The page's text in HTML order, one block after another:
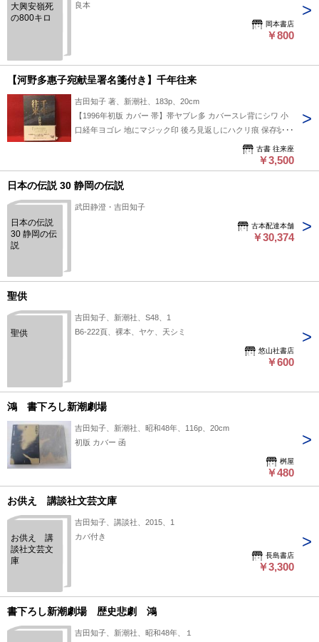
大興安嶺死
の800キロ
良本
岡本書店
￥800
【河野多惠子宛献呈署名箋付き】千年往来
吉田知子 著、新潮社、183p、20cm
【1996年初版 カバー 帯】帯ヤブレ多 カバースレ背にシワ 小
口経年ヨゴレ 地にマジック印 後ろ見返しにハクリ痕 保存状
態：並（経年の瑕疵が普通にあるがひどくはない経年並み）
古書 往来座
￥3,500
日本の伝説 30 静岡の伝説
日本の伝説
30 静岡の伝
説
武田静澄・吉田知子
古本配達本舗
￥30,374
聖供
聖供
吉田知子、新潮社、S48、1
B6-222頁、裸本、ヤケ、天シミ
悠山社書店
￥600
鴻 書下ろし新潮劇場
吉田知子、新潮社、昭和48年、116p、20cm
初版 カバー 函
桝屋
￥480
お供え 講談社文芸文庫
お供え 講
談社文芸文
庫
吉田知子、講談社、2015、1
カバ付き
長島書店
￥3,300
書下ろし新潮劇場 歴史悲劇 鴻
吉田知子、新潮社、昭和48年、１